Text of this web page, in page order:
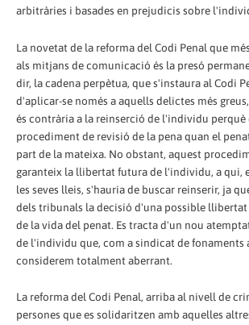
arbitràries i basades en prejudicis sobre
La novetat de la reforma del Codi Penal que
als mitjans de comunicació és la presó
dir, la cadena perpètua, que s'instaura al Codi
d'aplicar-se només a aquells delictes més
és contrària a la reinserció de l'individu perquè
procediment de revisió de la pena quan el
part de la mateixa. No obstant, aquest
garanteix la llibertat futura de l'individu, a qui,
les seves lleis, s'hauria de buscar reinserir, ja
dels tribunals la decisió d'una possible
de la vida del penat. Es tracta d'un nou
de l'individu que, com a sindicat de fonaments
considerem totalment aberrant.
La reforma del Codi Penal, arriba al nivell de
persones que es solidaritzen amb aquelles